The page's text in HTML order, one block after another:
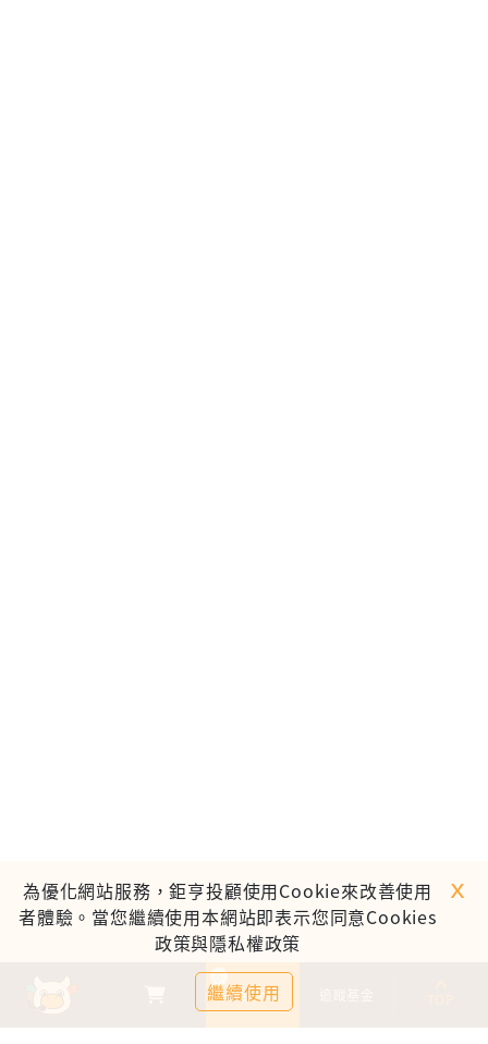
基金比較
0
為優化網站服務，鉅亨投顧使用Cookie來改善使用
者體驗。當您繼續使用本網站即表示您同意Cookies
政策與隱私權政策
繼續使用
ｘ